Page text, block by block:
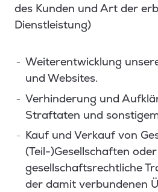
des Kunden und Art der
Dienstleistung)
Weiterentwicklung
und Websites.
Verhinderung und
Straftaten und
Kauf und Verkauf von
(Teil-)Gesellschaften
gesellschaftsrechtliche
der damit verbundenen